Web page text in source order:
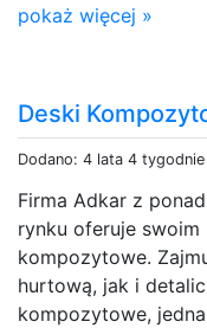
pokaż więcej »
Deski
Dodano: 4 lata 4
Firma Adkar z
rynku oferuje
kompozytowe.
hurtową, jak i
kompozytowe,